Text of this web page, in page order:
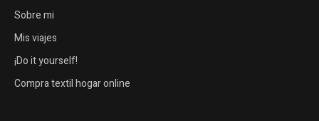
Sobre mi
Mis viajes
¡Do it yourself!
Compra textil hogar online